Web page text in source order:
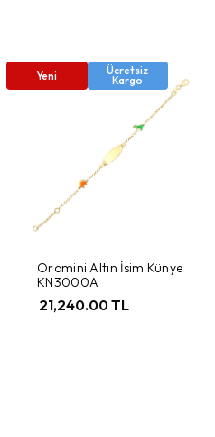
Yeni Ücretsiz
Kargo
Oromini Altın İsim Künye
KN3000A
21,240.00 TL